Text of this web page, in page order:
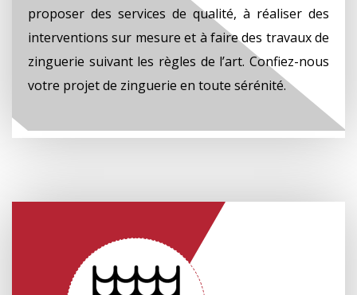
proposer des services de qualité, à réaliser des
interventions sur mesure et à faire des travaux de
zinguerie suivant les règles de l’art. Confiez-nous
votre projet de zinguerie en toute sérénité.